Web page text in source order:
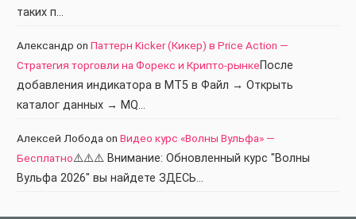
таких п…
Александр on Паттерн Kicker (Кикер) в Price Action —
Стратегия торговли на Форекс и Крипто-рынкеПосле
добавления индикатора в МТ5 в Файл → Открыть
каталог данных → MQ…
Алексей Лобода on Видео курс «Волны Вульфа» —
Бесплатно⚠️⚠️⚠️ Внимание: Обновленный курс "Волны
Вульфа 2026" вы найдете ЗДЕСЬ…